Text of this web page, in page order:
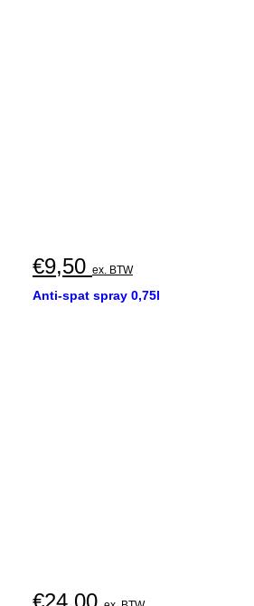
€9,50 ex. BTW
Anti-spat spray 0,75l
€24,00